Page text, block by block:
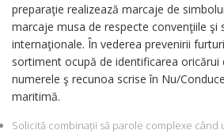
preparaţie realizează marcaje de
marcaje musa de respecte convenţiile şi
internaţionale. În vederea prevenirii
sortiment ocupă de identificarea oricărui
numerele ş recunoa scrise în Nu/
maritimă.
Solicită combinații să parole complexe când